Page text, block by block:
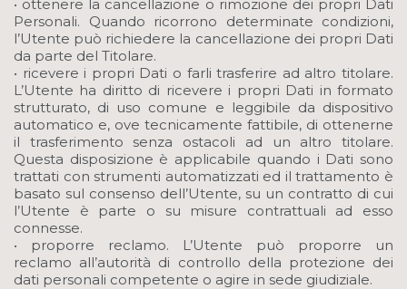
• ottenere la cancellazione o rimozione dei propri Dati
Personali. Quando ricorrono determinate condizioni,
l’Utente può richiedere la cancellazione dei propri Dati
da parte del Titolare.
• ricevere i propri Dati o farli trasferire ad altro titolare.
L’Utente ha diritto di ricevere i propri Dati in formato
strutturato, di uso comune e leggibile da dispositivo
automatico e, ove tecnicamente fattibile, di ottenerne
il trasferimento senza ostacoli ad un altro titolare.
Questa disposizione è applicabile quando i Dati sono
trattati con strumenti automatizzati ed il trattamento è
basato sul consenso dell’Utente, su un contratto di cui
l’Utente è parte o su misure contrattuali ad esso
connesse.
• proporre reclamo. L’Utente può proporre un
reclamo all’autorità di controllo della protezione dei
dati personali competente o agire in sede giudiziale.